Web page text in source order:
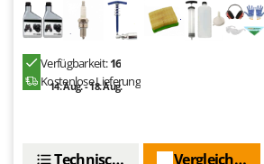
NuovaFac
O
Officine Savioli
Oliviero
Verfügbarkeit:16
Kostenlose Lieferung
14. Aug. - 18. Aug.
Vergleichen Sie
Technische Daten